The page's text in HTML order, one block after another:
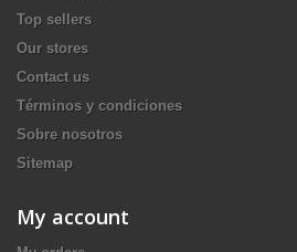
Top sellers
Our stores
Contact us
Términos y condiciones
Sobre nosotros
Sitemap
My account